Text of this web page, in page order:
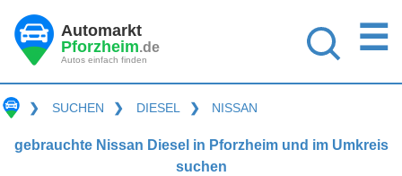
Automarkt
Pforzheim.de
Autos einfach finden
☰
❯ SUCHEN ❯ DIESEL ❯ NISSAN
gebrauchte Nissan Diesel in Pforzheim und im Umkreis
suchen